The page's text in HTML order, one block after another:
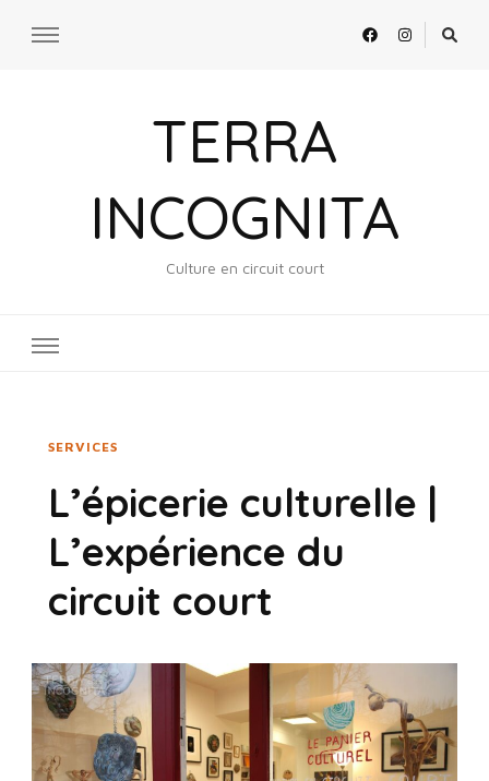
TERRA
INCOGNITA
Culture en circuit court
SERVICES
L’épicerie culturelle |
L’expérience du
circuit court